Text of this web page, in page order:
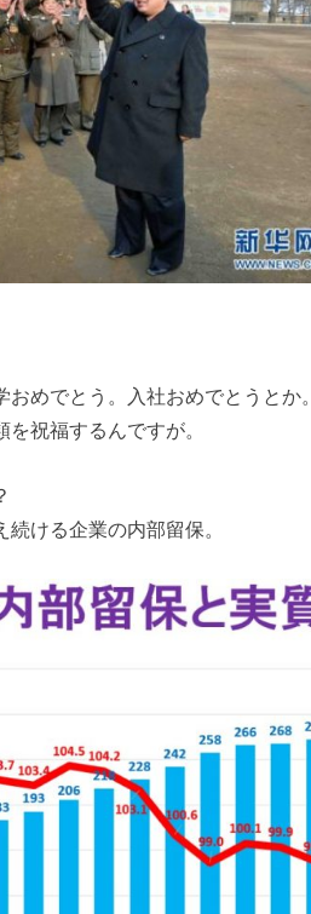
めでとう。入社おめでとうとか。
祝福するんですが。
ける企業の内部留保。